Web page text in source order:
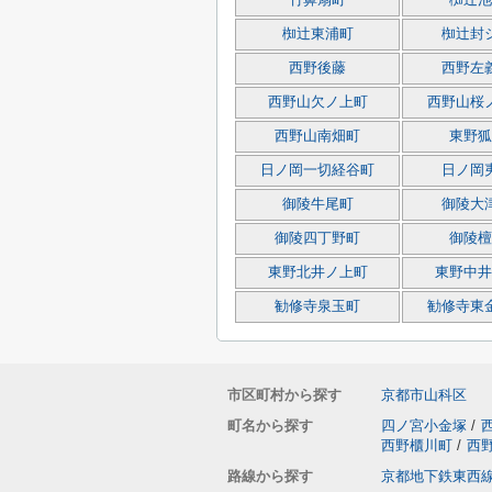
椥辻東浦町 椥辻封
西野後藤 西野左
西野山欠ノ上町 西野山桜
西野山南畑町 東野
日ノ岡一切経谷町 日ノ岡
御陵牛尾町 御陵大
御陵四丁野町 御陵
東野北井ノ上町 東野中
勧修寺泉玉町 勧修寺東
市区町村から探す
京都市山科区
町名から探す
四ノ宮小金塚 /
西野櫃川町 / 西
路線から探す
京都地下鉄東西